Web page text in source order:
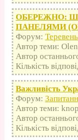
ОБЕРЕЖНО:
ПАНЕЛЯМИ
Форум:
Автор теми:
Автор
Кількість
Важливість
Форум:
Автор теми:
Автор
Кількість